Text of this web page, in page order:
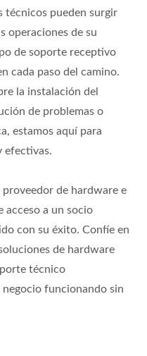
técnicos pueden surgir
operaciones de su
de soporte receptivo
cada paso del camino.
la instalación del
de problemas o
estamos aquí para
efectivas.
de hardware e
acceso a un socio
con su éxito. Confíe en
de hardware
técnico
funcionando sin